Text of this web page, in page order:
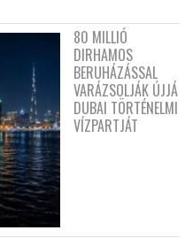
80 MILLIÓ
DIRHAMOS
BERUHÁZÁSSAL
VARÁZSOLJÁK ÚJJÁ
DUBAI TÖRTÉNELMI
VÍZPARTJÁT